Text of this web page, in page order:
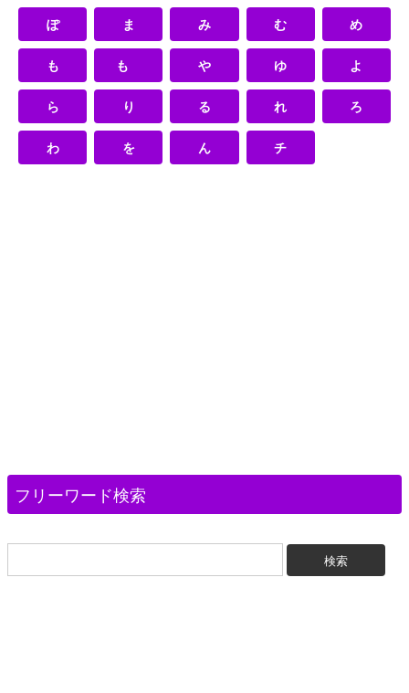
ぽ ま み む め
も も や ゆ よ
ら り る れ ろ
わ を ん チ
フリーワード検索